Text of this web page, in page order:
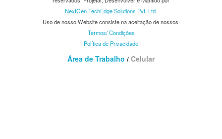
NextGen TechEdge Solutions Pvt. Ltd.
Uso de nosso Website consiste na aceitação de nossos.
Termos/ Condições
Política de Privacidade
Área de Trabalho / Celular